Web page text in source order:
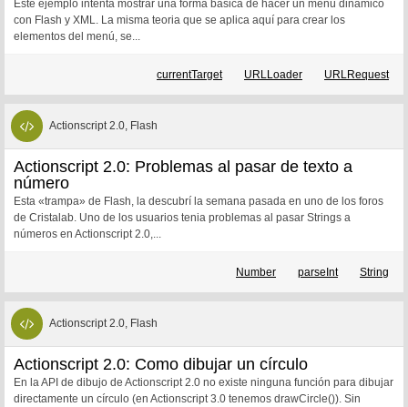
Este ejemplo intenta mostrar una forma básica de hacer un menú dinámico
con Flash y XML. La misma teoria que se aplica aquí para crear los
elementos del menú, se...
currentTarget URLLoader URLRequest
Actionscript 2.0, Flash
Actionscript 2.0: Problemas al pasar de texto a
número
Esta «trampa» de Flash, la descubrí la semana pasada en uno de los foros
de Cristalab. Uno de los usuarios tenia problemas al pasar Strings a
números en Actionscript 2.0,...
Number parseInt String
Actionscript 2.0, Flash
Actionscript 2.0: Como dibujar un círculo
En la API de dibujo de Actionscript 2.0 no existe ninguna función para dibujar
directamente un círculo (en Actionscript 3.0 tenemos drawCircle()). Sin